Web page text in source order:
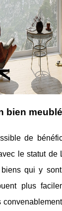
bien meublé
de
le statut de
biens qui y
plus